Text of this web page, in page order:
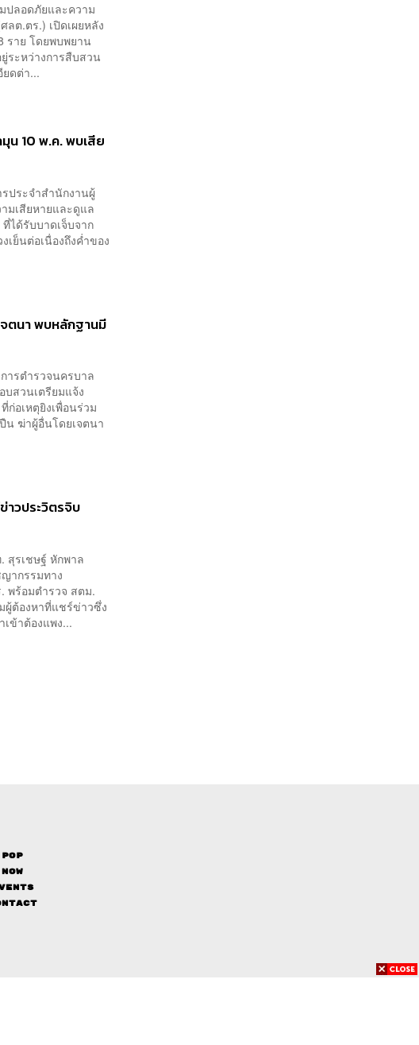
ปลอดภัยและความ
ลต.ตร.) เปิดเผยหลัง
ราย โดยพบพยาน
ระหว่างการสืบสวน
ดต่า...
น 10 พ.ค. พบเสีย
ประจำสำนักงานผู้
มเสียหายและดูแล
ได้รับบาดเจ็บจาก
ย็นต่อเนื่องถึงค่ำของ
ตนา พบหลักฐานมี
ารตำรวจนครบาล
สวนเตรียมแจ้ง
ก่อเหตุยิงเพื่อนร่วม
น ฆ่าผู้อื่นโดยเจตนา
วประวิตรจิบ
สุรเชษฐ์ หักพาล
ากรรมทาง
พร้อมตำรวจ สตม.
ผู้ต้องหาที่แชร์ข่าวซึ่ง
ข้าต้องแพง...
Pop
Now